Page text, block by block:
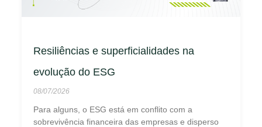
Resiliências e superficialidades na
evolução do ESG
08/07/2026
Para alguns, o ESG está em conflito com a
sobrevivência financeira das empresas e disperso